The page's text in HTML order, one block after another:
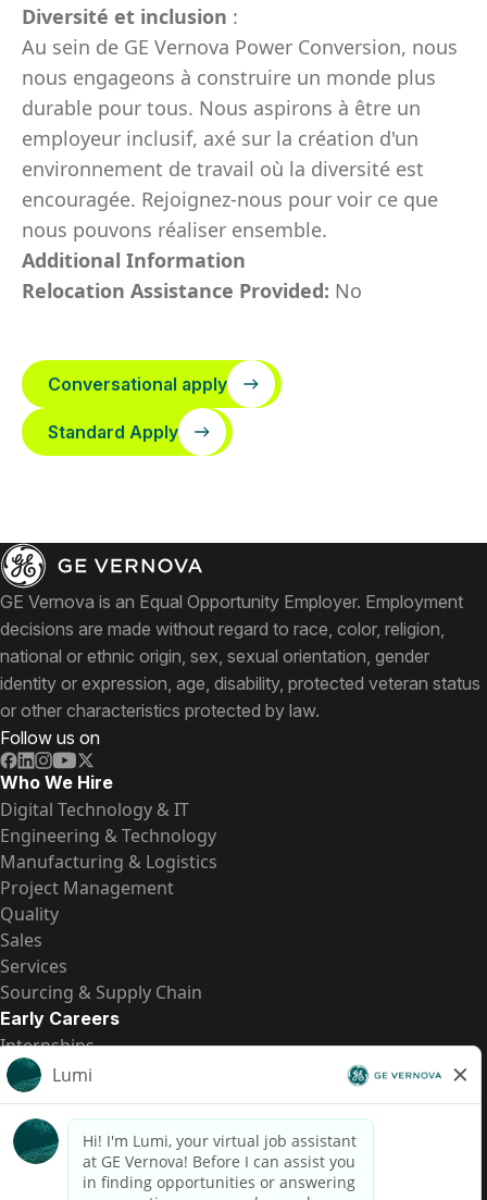
Diversité et inclusion :
Au sein de GE Vernova Power Conversion, nous
nous engageons à construire un monde plus
durable pour tous. Nous aspirons à être un
employeur inclusif, axé sur la création d'un
environnement de travail où la diversité est
encouragée. Rejoignez-nous pour voir ce que
nous pouvons réaliser ensemble.
Additional Information
Relocation Assistance Provided: No
Conversational apply
Standard Apply
GE Vernova is an Equal Opportunity Employer. Employment
decisions are made without regard to race, color, religion,
national or ethnic origin, sex, sexual orientation, gender
identity or expression, age, disability, protected veteran status
or other characteristics protected by law.
Follow us on
Who We Hire
Digital Technology & IT
Engineering & Technology
Manufacturing & Logistics
Project Management
Quality
Sales
Services
Sourcing & Supply Chain
Early Careers
Internships
Entry-Level Positions
All Opportunities
Quick Links
US Pay Transparency
Candidate Privacy Notice